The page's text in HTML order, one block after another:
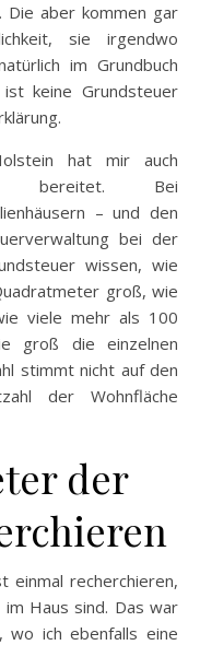
Die aber kommen gar
sie irgendwo
im Grundbuch
keine Grundsteuer
hat mir auch
bereitet. Bei
– und den
bei der
wissen, wie
groß, wie
viele mehr als 100
groß die einzelnen
stimmt nicht auf den
der Wohnfläche
der
einmal recherchieren,
Haus sind. Das war
wo ich ebenfalls eine